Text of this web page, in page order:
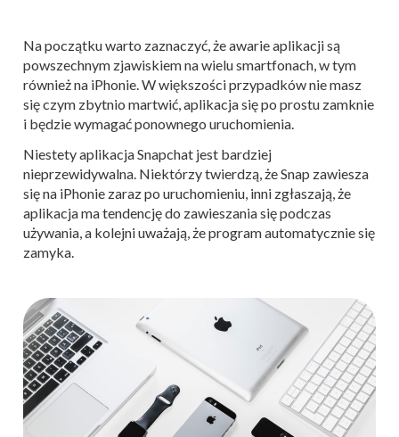
Na początku warto zaznaczyć, że awarie aplikacji są
powszechnym zjawiskiem na wielu smartfonach, w tym
również na iPhonie. W większości przypadków nie masz
się czym zbytnio martwić, aplikacja się po prostu zamknie
i będzie wymagać ponownego uruchomienia.
Niestety aplikacja Snapchat jest bardziej
nieprzewidywalna. Niektórzy twierdzą, że Snap zawiesza
się na iPhonie zaraz po uruchomieniu, inni zgłaszają, że
aplikacja ma tendencję do zawieszania się podczas
używania, a kolejni uważają, że program automatycznie się
zamyka.